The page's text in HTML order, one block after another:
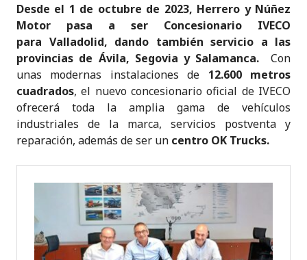
Desde el 1 de octubre de 2023, Herrero y Núñez
Motor
pasa a ser Concesionario IVECO
para Valladolid, dando también servicio a las
provincias de Ávila, Segovia y Salamanca. Con
unas modernas instalaciones de 12.600 metros
cuadrados, el nuevo concesionario oficial de IVECO
ofrecerá toda la amplia gama de vehículos
industriales de la marca, servicios postventa y
reparación, además de ser un centro OK Trucks.